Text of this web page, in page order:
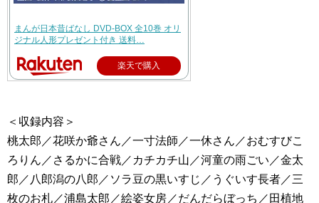
まんが日本昔ばなし DVD-BOX 全10巻 オリ
ジナル人形プレゼント付き 送料…
楽天で購入
＜収録内容＞
桃太郎／花咲か爺さん／一寸法師／一休さん／おむすびこ
ろりん／さるかに合戦／カチカチ山／河童の雨ごい／金太
郎／八郎潟の八郎／ソラ豆の黒いすじ／うぐいす長者／三
枚のお札／浦島太郎／絵姿女房／だんだらぼっち／田植地